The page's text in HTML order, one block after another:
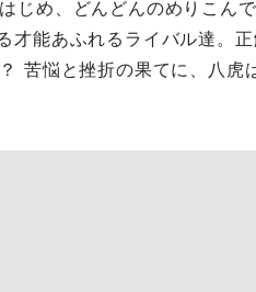
じめ、どんどんのめりこん
能あふれるライバル達。
苦悩と挫折の果てに、八虎